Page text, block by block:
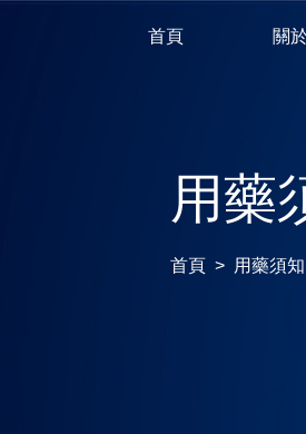
首頁 關
用藥
首頁 用藥須知